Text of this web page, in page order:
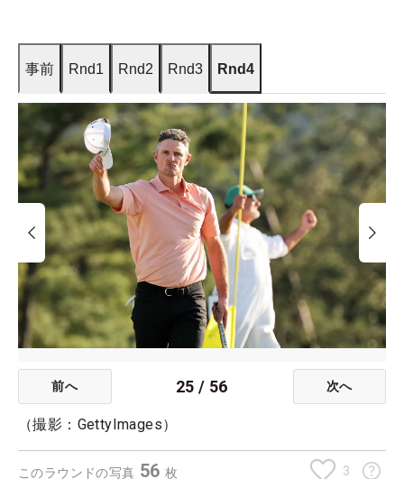
事前 Rnd1 Rnd2 Rnd3 Rnd4
前へ 25 / 56 次へ
（撮影：GettyImages）
このラウンドの写真 56枚 3